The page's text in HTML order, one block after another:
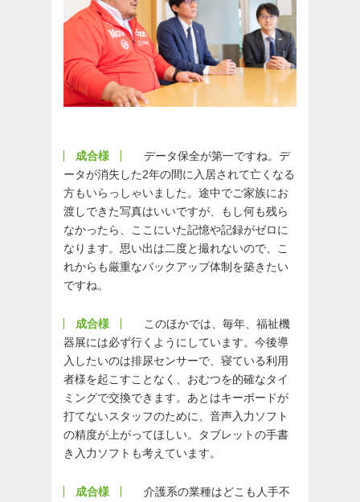
成合様
データ保全が第一ですね。デ
ータが消失した2年の間に入居されて亡くなる
方もいらっしゃいました。途中でご家族にお
渡しできた写真はいいですが、もし何も残ら
なかったら、ここにいた記憶や記録がゼロに
なります。思い出は二度と撮れないので、こ
れからも厳重なバックアップ体制を築きたい
ですね。
成合様
このほかでは、毎年、福祉機
器展には必ず行くようにしています。今後導
入したいのは排尿センサーで、寝ている利用
者様を起こすことなく、おむつを的確なタイ
ミングで交換できます。あとはキーボードが
打てないスタッフのために、音声入力ソフト
の精度が上がってほしい。タブレットの手書
き入力ソフトも考えています。
成合様
介護系の業種はどこも人手不